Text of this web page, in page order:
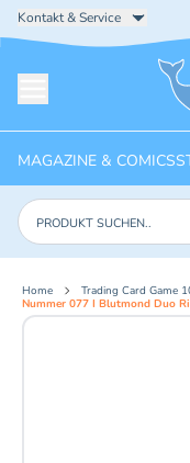
Kontakt & Service
MAGAZINE & COMICS
Produkte suchen
Home
Trading Card Game
Nummer 077 I Blutmond Duo